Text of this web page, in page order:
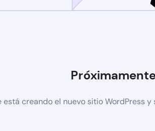
está creando el nuevo sitio WordPress